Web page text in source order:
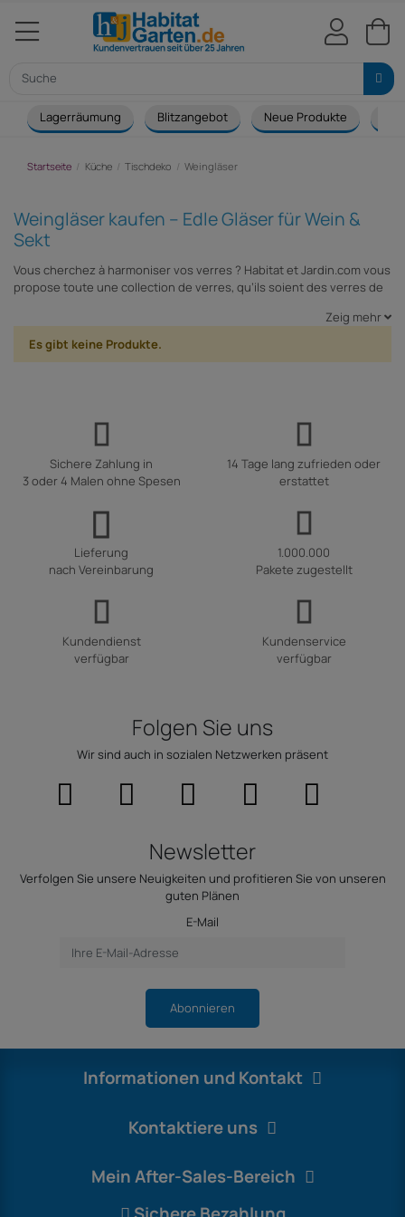
Lagerräumung Blitzangebot Neue Produkte
Startseite Küche Tischdeko Weingläser
Weingläser kaufen – Edle Gläser für Wein &
Sekt
Vous cherchez à harmoniser vos verres ? Habitat et Jardin.com vous
propose toute une collection de verres, qu’ils soient des verres de
Zeig mehr
Es gibt keine Produkte.
Sichere Zahlung in
3 oder 4 Malen ohne Spesen
14 Tage lang zufrieden oder
erstattet
Lieferung
nach Vereinbarung
1.000.000
Pakete zugestellt
Kundendienst
verfügbar
Kundenservice
verfügbar
Folgen Sie uns
Wir sind auch in sozialen Netzwerken präsent
Newsletter
Verfolgen Sie unsere Neuigkeiten und profitieren Sie von unseren
guten Plänen
E-Mail
Abonnieren
Informationen und Kontakt
Kontaktiere uns
Mein After-Sales-Bereich